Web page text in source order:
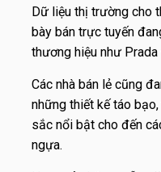
Dữ liệu thị trường cho
bày bán trực tuyến
thương hiệu như Prada
Các nhà bán lẻ cũng
những thiết kế táo
sắc nổi bật cho đến
ngựa.